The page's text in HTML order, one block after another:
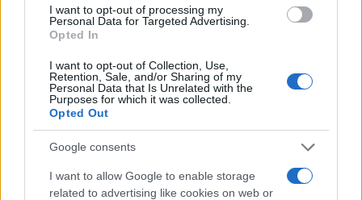
I want to opt-out of processing my
Personal Data for Targeted Advertising.
Opted In
I want to opt-out of Collection, Use,
Retention, Sale, and/or Sharing of my
Personal Data that Is Unrelated with the
Purposes for which it was collected.
Opted Out
Google consents
I want to allow Google to enable storage
related to advertising like cookies on web or
Continua a leggere